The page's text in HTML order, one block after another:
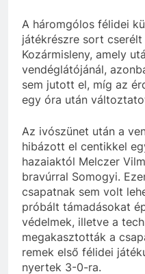
A háromgólos félidei
játékrészre sort cserélt
Kozármisleny, amely
vendéglátójánál,
sem jutott el, míg az
egy óra után
Az ivószünet után a
hibázott el centikkel
hazaiaktól Melczer
bravúrral Somogyi.
csapatnak sem volt
próbált támadásokat
védelmek, illetve a
megakasztották a
remek első félidei
nyertek 3-0-ra.